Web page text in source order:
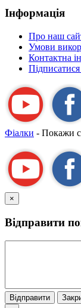
Інформація
Про наш
Умови
Контактна
Фіалки - Покажи
×
Відправити
Відправити